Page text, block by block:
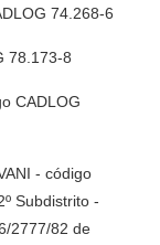
74.268-6
78.173-8
CADLOG
- código
Subdistrito -
2777/82 de